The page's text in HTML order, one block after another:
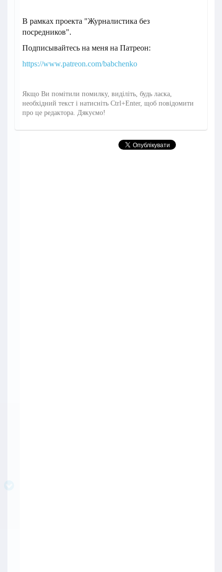
В рамках проекта "Журналистика без
посредников".
Подписывайтесь на меня на Патреон:
https://www.patreon.com/babchenko
Якщо Ви помітили помилку, виділіть, будь ласка,
необхідний текст і натисніть Ctrl+Enter, щоб повідомити
про це редактора. Дякуємо!